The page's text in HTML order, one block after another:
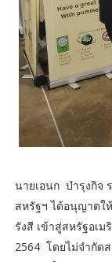
นายเอนก บำรุงกิจ
สหรัฐฯ ได้อนุญาตใ
รังสี เข้าสู่สหรัฐอเ
2564 โดยไม่จำกัด